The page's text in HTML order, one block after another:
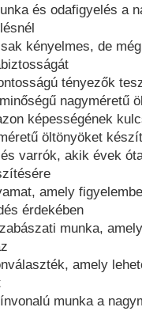
és odafigyelés a
kényelmes, de
tényezők
nagyméretű
képességének
öltönyöket
varrók, akik évek
amely
érdekében
munka,
amely
munka a